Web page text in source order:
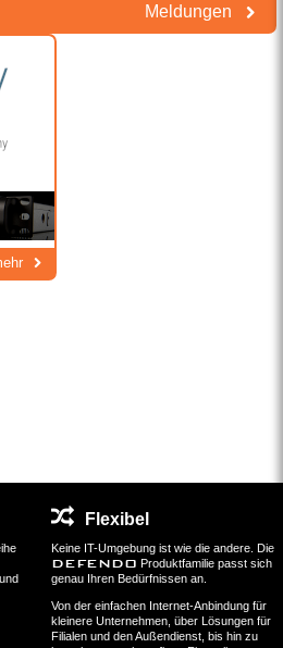
Meldungen
Flexibel
Keine IT-Umgebung ist wie die andere. Die
DEFENDO Produktfamilie passt sich
genau Ihren Bedürfnissen an.
Von der einfachen Internet-Anbindung für
kleinere Unternehmen, über Lösungen für
Filialen und den Außendienst, bis hin zu